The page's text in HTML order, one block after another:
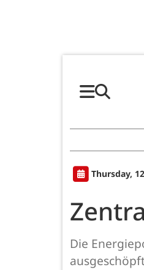
Thursday,
Die